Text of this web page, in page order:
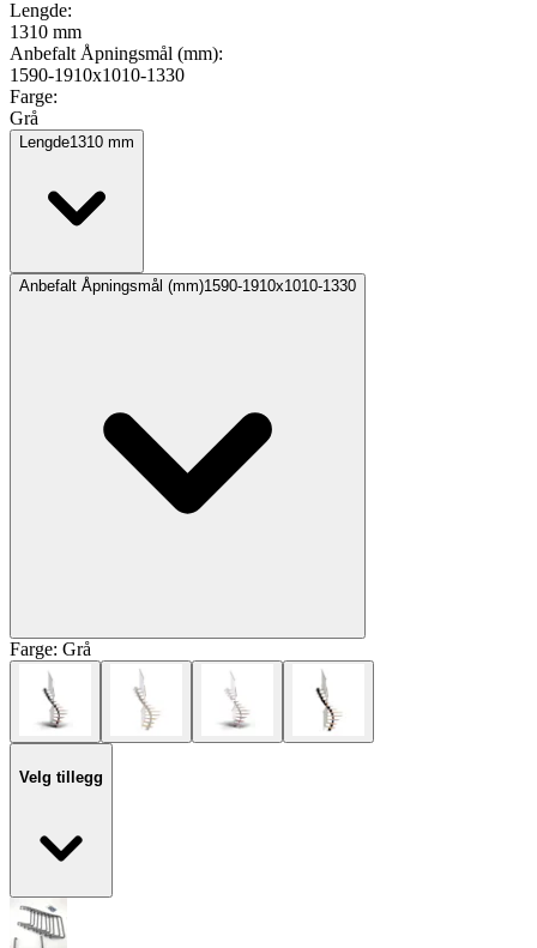
Lengde:
1310 mm
Anbefalt Åpningsmål (mm):
1590-1910x1010-1330
Farge:
Grå
Lengde1310 mm
Anbefalt Åpningsmål (mm)1590-1910x1010-1330
Farge: Grå
Velg tillegg